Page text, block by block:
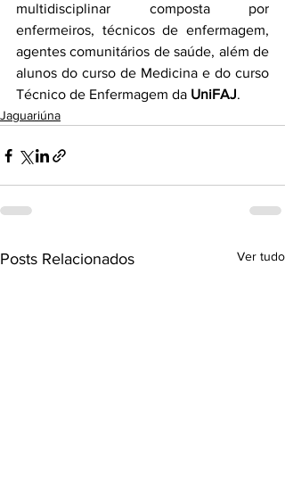
multidisciplinar composta por
enfermeiros, técnicos de enfermagem,
agentes comunitários de saúde, além de
alunos do curso de Medicina e do curso
Técnico de Enfermagem da UniFAJ.
Jaguariúna
Posts Relacionados Ver tudo